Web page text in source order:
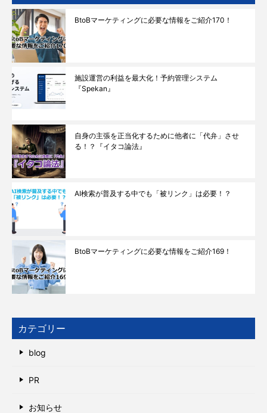
BtoBマーケティングに必要な情報をご紹介170！
施設運営の利益を最大化！予約管理システム
『Spekan』
自身の主張を正当化するために他者に「代弁」させ
る！？『イタコ論法』
AI検索が普及する中でも「被リンク」は必要！？
BtoBマーケティングに必要な情報をご紹介169！
カテゴリー
blog
PR
お知らせ